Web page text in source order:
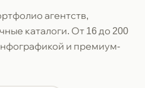
агентств,
каталоги. От 16 до 200
и премиум-